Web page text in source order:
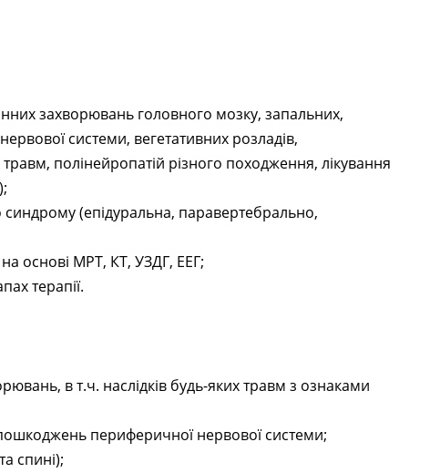
захворювань головного мозку, запальних,
системи, вегетативних розладів,
полінейропатій різного походження, лікування
(епідуральна, паравертебрально,
основі МРТ, КТ, УЗДГ, ЕЕГ;
терапії.
в т.ч. наслідків будь-яких травм з ознаками
пошкоджень периферичної нервової системи;
спині);